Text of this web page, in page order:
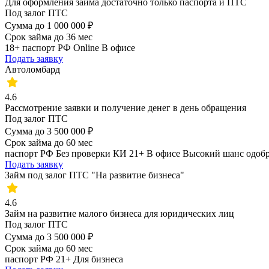
Под залог ПТС
Сумма до 1 000 000 ₽
Срок займа до 36 мес
18+ паспорт РФ Online В офисе
Подать заявку
Автоломбард
4.6
Рассмотрение заявки и получение денег в день обращения
Под залог ПТС
Сумма до 3 500 000 ₽
Срок займа до 60 мес
паспорт РФ Без проверки КИ 21+ В офисе Высокий шанс
Подать заявку
Займ под залог ПТС "На развитие бизнеса"
4.6
Займ на развитие малого бизнеса для юридических лиц
Под залог ПТС
Сумма до 3 500 000 ₽
Срок займа до 60 мес
паспорт РФ 21+ Для бизнеса